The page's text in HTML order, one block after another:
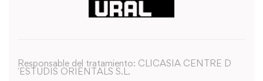
Responsable del tratamiento: CLICASIA CENTRE D
´ESTUDIS ORIENTALS S.L.